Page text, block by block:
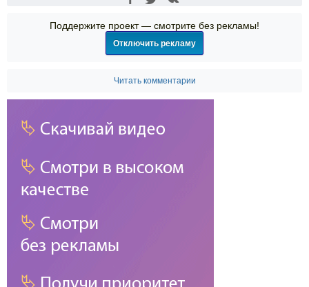
Поддержите проект — смотрите без рекламы!
Отключить рекламу
Читать комментарии